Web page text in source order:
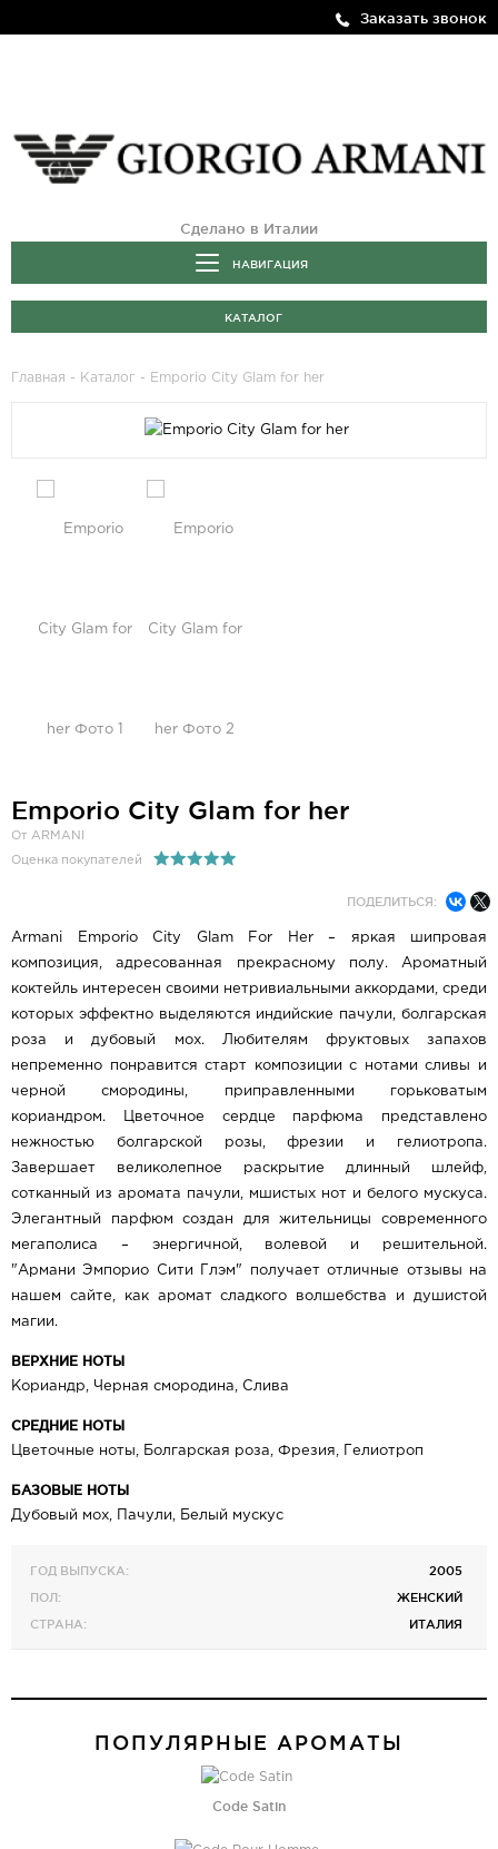
Заказать звонок
Сделано в Италии
НАВИГАЦИЯ
КАТАЛОГ
Главная - Каталог - Emporio City Glam for her
Emporio City Glam for her
От ARMANI
Оценка покупателей
ПОДЕЛИТЬСЯ:
Armani Emporio City Glam For Her – яркая шипровая
композиция, адресованная прекрасному полу. Ароматный
коктейль интересен своими нетривиальными аккордами, среди
которых эффектно выделяются индийские пачули, болгарская
роза и дубовый мох. Любителям фруктовых запахов
непременно понравится старт композиции с нотами сливы и
черной смородины, приправленными горьковатым
кориандром. Цветочное сердце парфюма представлено
нежностью болгарской розы, фрезии и гелиотропа.
Завершает великолепное раскрытие длинный шлейф,
сотканный из аромата пачули, мшистых нот и белого мускуса.
Элегантный парфюм создан для жительницы современного
мегаполиса – энергичной, волевой и решительной.
"Армани Эмпорио Сити Глэм" получает отличные отзывы на
нашем сайте, как аромат сладкого волшебства и душистой
магии.
ВЕРХНИЕ НОТЫ
​Кориандр, Черная смородина, Слива
СРЕДНИЕ НОТЫ
Цветочные ноты, Болгарская роза, Фрезия, Гелиотроп
БАЗОВЫЕ НОТЫ
Дубовый мох, Пачули, Белый мускус
ГОД ВЫПУСКА:
2005
ПОЛ:
ЖЕНСКИЙ
СТРАНА:
ИТАЛИЯ
ПОПУЛЯРНЫЕ АРОМАТЫ
Code Satin